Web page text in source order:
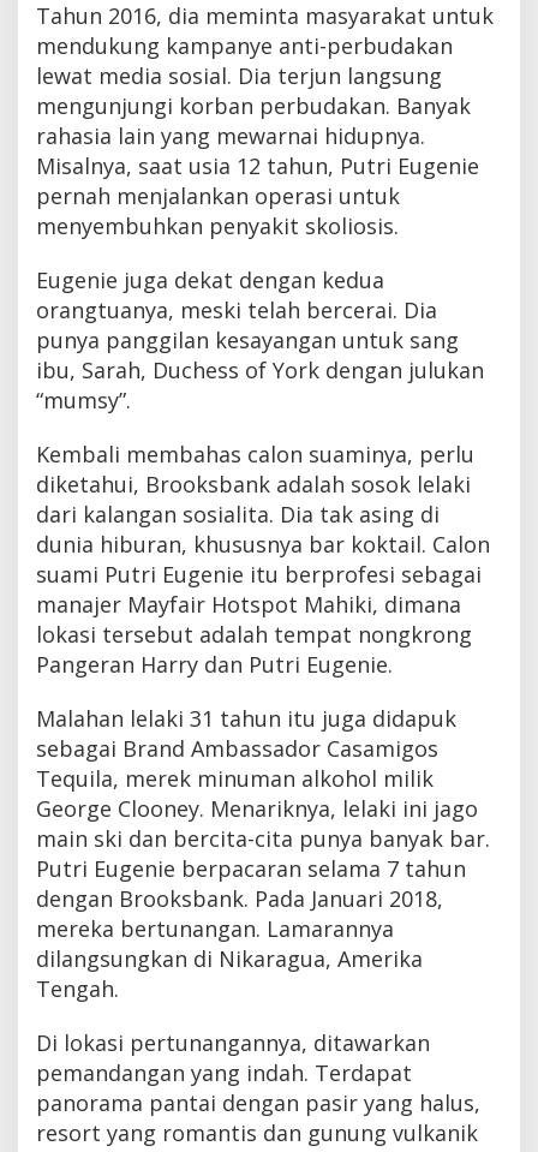
Tahun 2016, dia meminta masyarakat untuk
mendukung kampanye anti-perbudakan
lewat media sosial. Dia terjun langsung
mengunjungi korban perbudakan. Banyak
rahasia lain yang mewarnai hidupnya.
Misalnya, saat usia 12 tahun, Putri Eugenie
pernah menjalankan operasi untuk
menyembuhkan penyakit skoliosis.
Eugenie juga dekat dengan kedua
orangtuanya, meski telah bercerai. Dia
punya panggilan kesayangan untuk sang
ibu, Sarah, Duchess of York dengan julukan
“mumsy”.
Kembali membahas calon suaminya, perlu
diketahui, Brooksbank adalah sosok lelaki
dari kalangan sosialita. Dia tak asing di
dunia hiburan, khususnya bar koktail. Calon
suami Putri Eugenie itu berprofesi sebagai
manajer Mayfair Hotspot Mahiki, dimana
lokasi tersebut adalah tempat nongkrong
Pangeran Harry dan Putri Eugenie.
Malahan lelaki 31 tahun itu juga didapuk
sebagai Brand Ambassador Casamigos
Tequila, merek minuman alkohol milik
George Clooney. Menariknya, lelaki ini jago
main ski dan bercita-cita punya banyak bar.
Putri Eugenie berpacaran selama 7 tahun
dengan Brooksbank. Pada Januari 2018,
mereka bertunangan. Lamarannya
dilangsungkan di Nikaragua, Amerika
Tengah.
Di lokasi pertunangannya, ditawarkan
pemandangan yang indah. Terdapat
panorama pantai dengan pasir yang halus,
resort yang romantis dan gunung vulkanik